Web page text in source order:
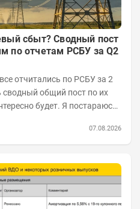
сбыт? Сводный пост
по отчетам РСБУ за Q2
отчитались по РСБУ за 2
сводный общий пост по их
Я постараюсь
07.08.2026